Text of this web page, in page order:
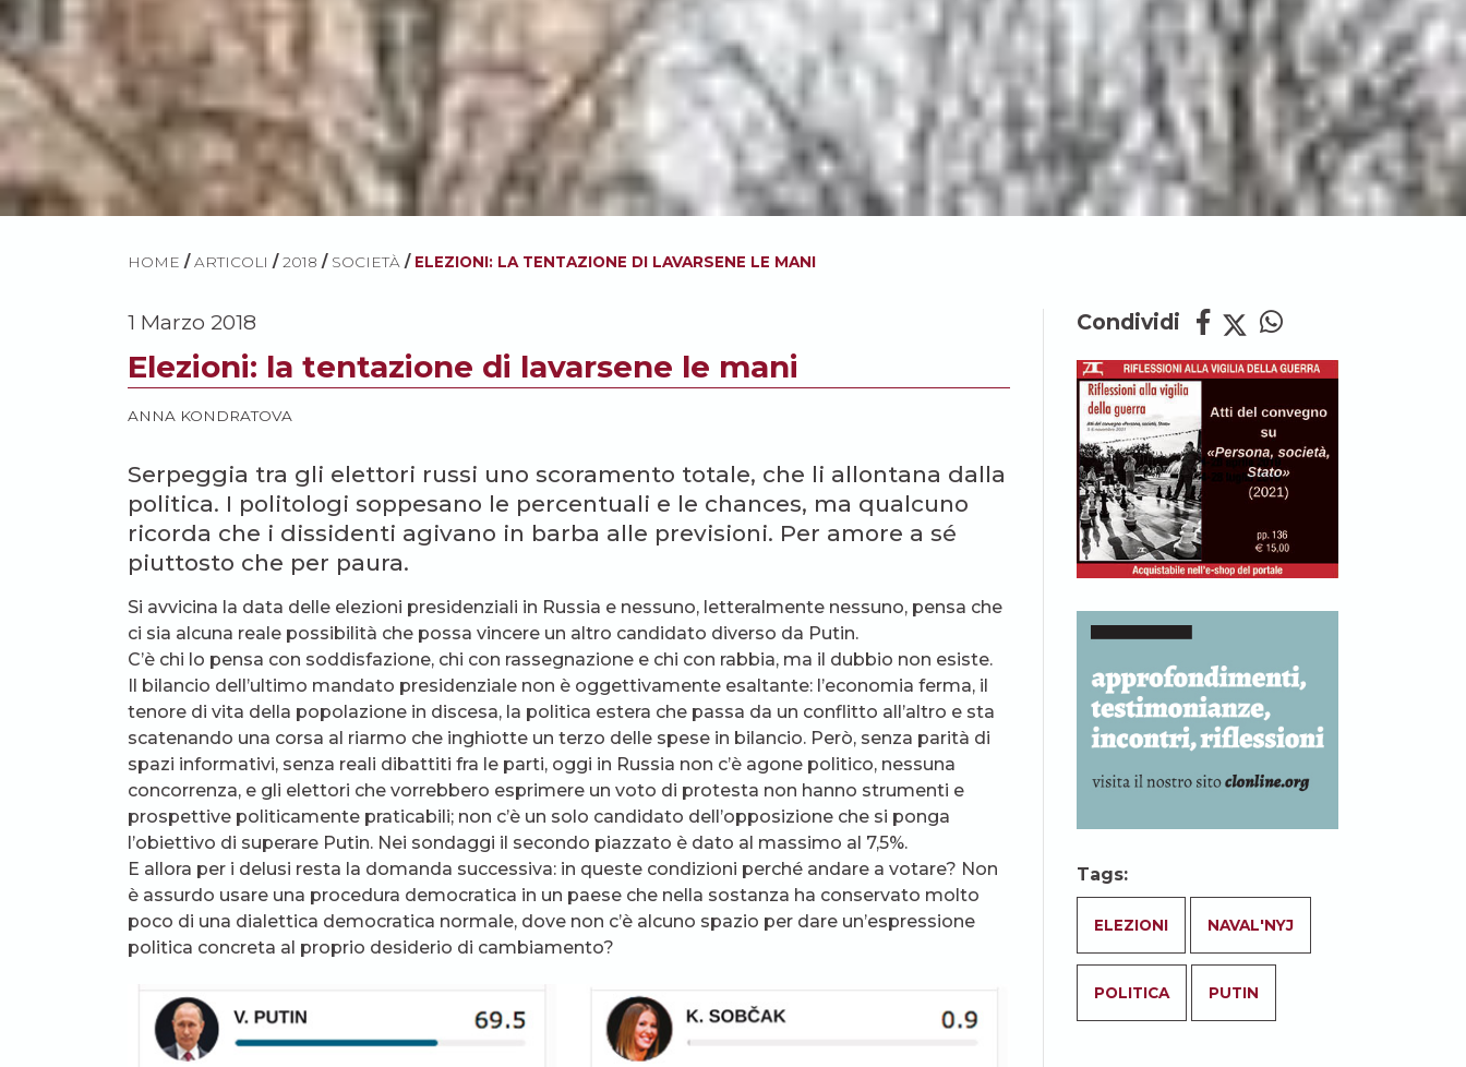
HOME / ARTICOLI / 2018 / SOCIETÀ / ELEZIONI: LA TENTAZIONE DI LAVARSENE LE MANI
1 Marzo 2018
Elezioni: la tentazione di lavarsene le mani
ANNA KONDRATOVA
Serpeggia tra gli elettori russi uno scoramento totale, che li allontana dalla
politica. I politologi soppesano le percentuali e le chances, ma qualcuno
ricorda che i dissidenti agivano in barba alle previsioni. Per amore a sé
piuttosto che per paura.
Si avvicina la data delle elezioni presidenziali in Russia e nessuno, letteralmente nessuno, pensa che
ci sia alcuna reale possibilità che possa vincere un altro candidato diverso da Putin.
C’è chi lo pensa con soddisfazione, chi con rassegnazione e chi con rabbia, ma il dubbio non esiste.
Il bilancio dell’ultimo mandato presidenziale non è oggettivamente esaltante: l’economia ferma, il
tenore di vita della popolazione in discesa, la politica estera che passa da un conflitto all’altro e sta
scatenando una corsa al riarmo che inghiotte un terzo delle spese in bilancio. Però, senza parità di
spazi informativi, senza reali dibattiti fra le parti, oggi in Russia non c’è agone politico, nessuna
concorrenza, e gli elettori che vorrebbero esprimere un voto di protesta non hanno strumenti e
prospettive politicamente praticabili; non c’è un solo candidato dell’opposizione che si ponga
l’obiettivo di superare Putin. Nei sondaggi il secondo piazzato è dato al massimo al 7,5%.
E allora per i delusi resta la domanda successiva: in queste condizioni perché andare a votare? Non
è assurdo usare una procedura democratica in un paese che nella sostanza ha conservato molto
poco di una dialettica democratica normale, dove non c’è alcuno spazio per dare un’espressione
politica concreta al proprio desiderio di cambiamento?
Condividi
Tags:
ELEZIONI NAVAL'NYJ
POLITICA PUTIN